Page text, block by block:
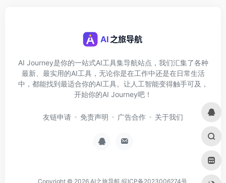
AI Journey是你的一站式AI工具集导航站点，我们汇集了各种
最新、最实用的AI工具，无论你是在工作中还是在日常生活
中，都能找到最适合你的AI工具。让人工智能变得触手可及，
开始你的AI Journey吧！
友链申请 免责声明 广告合作 关于我们
Copyright © 2026 AI之旅导航 皖ICP备2023006274号